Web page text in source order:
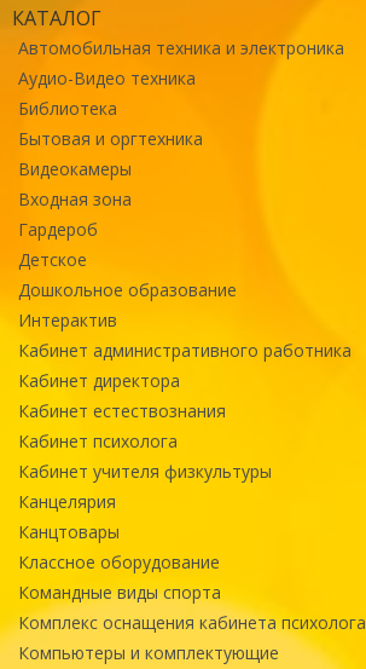
КАТАЛОГ
Автомобильная техника и электроника
Аудио-Видео техника
Библиотека
Бытовая и оргтехника
Видеокамеры
Входная зона
Гардероб
Детское
Дошкольное образование
Интерактив
Кабинет административного работника
Кабинет директора
Кабинет естествознания
Кабинет психолога
Кабинет учителя физкультуры
Канцелярия
Канцтовары
Классное оборудование
Командные виды спорта
Комплекс оснащения кабинета психолога
Компьютеры и комплектующие